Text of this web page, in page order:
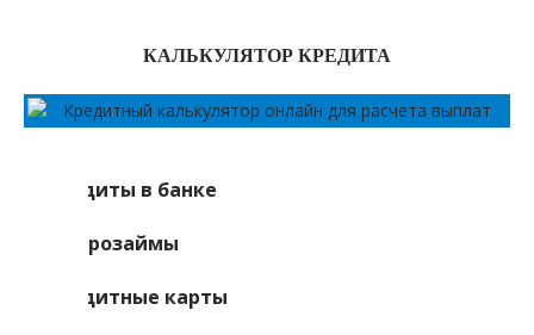
КАЛЬКУЛЯТОР КРЕДИТА
Кредиты в банке
Микрозаймы
Кредитные карты